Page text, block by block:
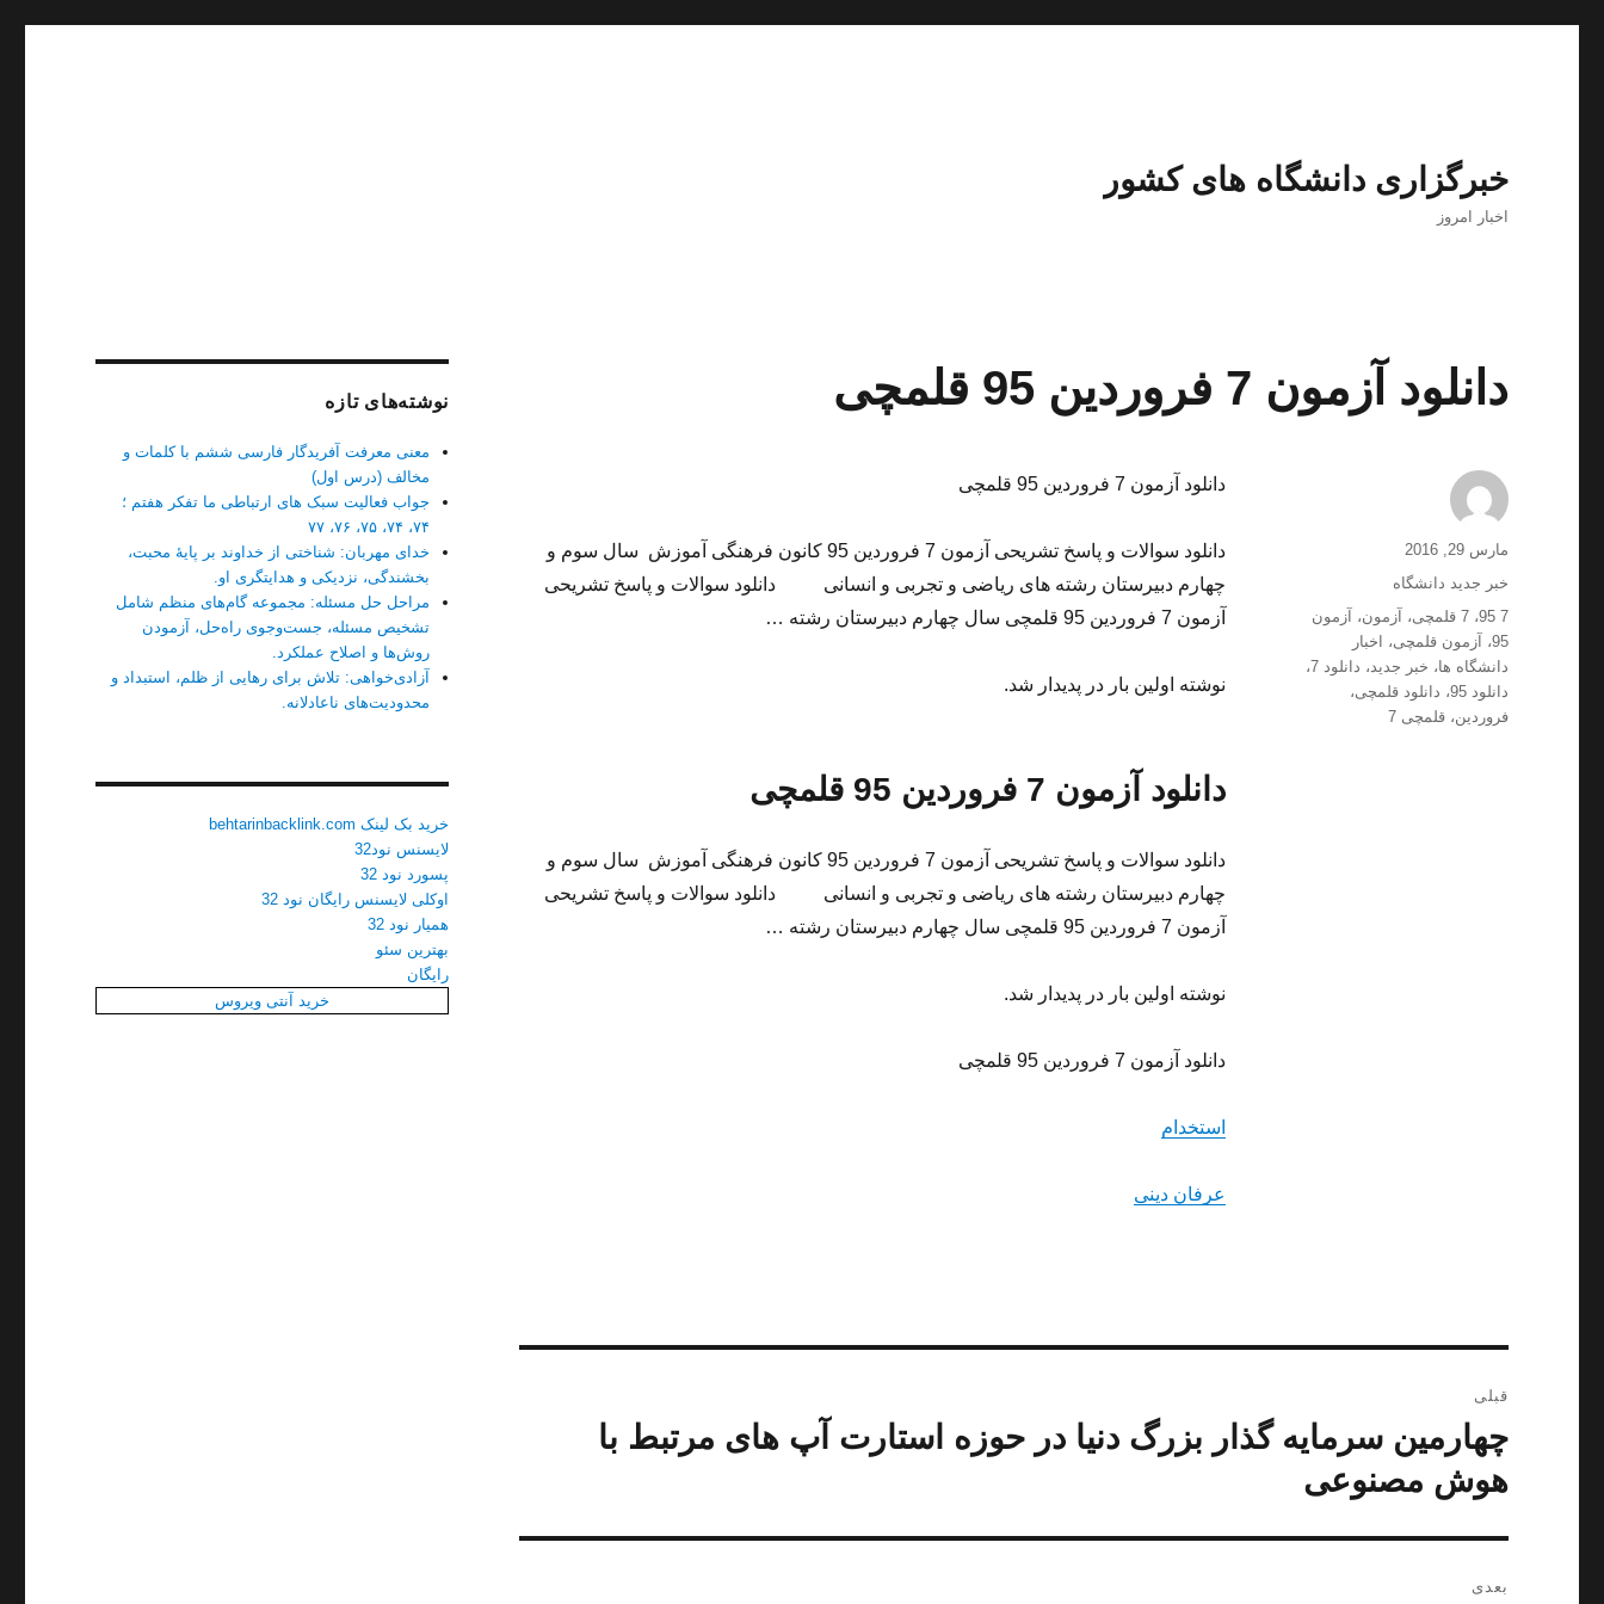
خبرگزاری دانشگاه های کشور
اخبار امروز
دانلود آزمون 7 فروردین 95 قلمچی
دانلود آزمون 7 فروردین 95 قلمچی
دانلود سوالات و پاسخ تشریحی آزمون 7 فروردین 95 کانون فرهنگی آموزش سال سوم و
چهارم دبیرستان رشته های ریاضی و تجربی و انسانی دانلود سوالات و پاسخ تشریحی
آزمون 7 فروردین 95 قلمچی سال چهارم دبیرستان رشته …
نوشته اولین بار در پدیدار شد.
دانلود آزمون 7 فروردین 95 قلمچی
دانلود سوالات و پاسخ تشریحی آزمون 7 فروردین 95 کانون فرهنگی آموزش سال سوم و
چهارم دبیرستان رشته های ریاضی و تجربی و انسانی دانلود سوالات و پاسخ تشریحی
آزمون 7 فروردین 95 قلمچی سال چهارم دبیرستان رشته …
نوشته اولین بار در پدیدار شد.
دانلود آزمون 7 فروردین 95 قلمچی
استخدام
عرفان دینی
نویسنده
ارسال
مارس 29, 2016
دسته‌ها
خبر جدید دانشگاه
برچسب‌ها
7 95 ،7 قلمچی ، آزمون، آزمون
95، آزمون قلمچی،
اخبار
دانشگاه ها، خبر جدید، دانلود 7 ،
دانلود 95
، دانلود قلمچی،
فروردین،قلمچی 7
نوشته
قبلی
نوشته
چهارمین سرمایه گذار بزرگ دنیا در حوزه استارت آپ های مرتبط با
هوش مصنوعی
بعدی
نوشته‌های تازه
معنی معرفت آفریدگار فارسی ششم با کلمات و
مخالف (درس اول)
جواب فعالیت سبک های ارتباطی ما تفکر هفتم ؛
۷۴، ۷۴، ۷۵، ۷۶، ۷۷
خدای مهربان: شناختی از خداوند بر پایهٔ محبت،
بخشندگی، نزدیکی و هدایتگری او.
مراحل حل مسئله: مجموعه گام‌های منظم شامل
تشخیص مسئله، جست‌وجوی راه‌حل، آزمودن
روش‌ها و اصلاح عملکرد.
آزادی‌خواهی: تلاش برای رهایی از ظلم، استبداد و
محدودیت‌های ناعادلانه.
خرید بک لینک behtarinbacklink.com
لایسنس نود32
پسورد نود 32
اوکلی لایسنس رایگان نود 32
همیار نود 32
بهترین سئو
رایگان
خرید آنتی ویروس